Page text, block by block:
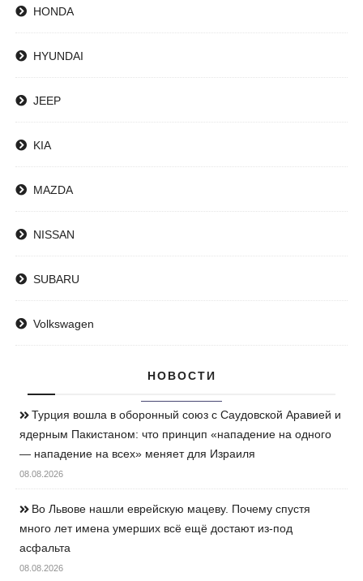
HONDA
HYUNDAI
JEEP
KIA
MAZDA
NISSAN
SUBARU
Volkswagen
НОВОСТИ
Турция вошла в оборонный союз с Саудовской Аравией и
ядерным Пакистаном: что принцип «нападение на одного
— нападение на всех» меняет для Израиля
08.08.2026
Во Львове нашли еврейскую мацеву. Почему спустя
много лет имена умерших всё ещё достают из-под
асфальта
08.08.2026